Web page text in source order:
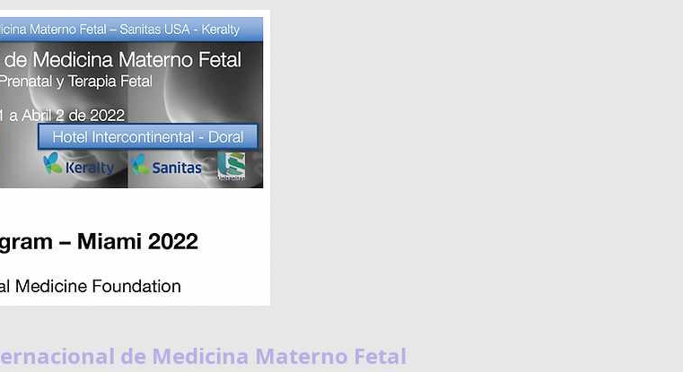
de Medicina Materno Fetal